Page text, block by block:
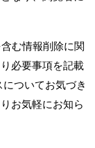
む情報削除に関
り必要事項を記載
ついてお気づき
りお気軽にお知ら